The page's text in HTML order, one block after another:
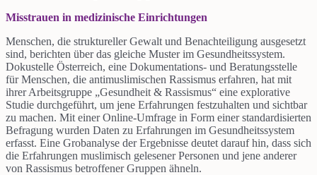
Misstrauen in medizinische Einrichtungen
Menschen, die struktureller Gewalt und Benachteiligung ausgesetzt
sind, berichten über das gleiche Muster im Gesundheitssystem.
Dokustelle Österreich, eine Dokumentations- und Beratungsstelle
für Menschen, die antimuslimischen Rassismus erfahren, hat mit
ihrer Arbeitsgruppe „Gesundheit & Rassismus“ eine explorative
Studie durchgeführt, um jene Erfahrungen festzuhalten und sichtbar
zu machen. Mit einer Online-Umfrage in Form einer standardisierten
Befragung wurden Daten zu Erfahrungen im Gesundheitssystem
erfasst. Eine Grobanalyse der Ergebnisse deutet darauf hin, dass sich
die Erfahrungen muslimisch gelesener Personen und jene anderer
von Rassismus betroffener Gruppen ähneln.